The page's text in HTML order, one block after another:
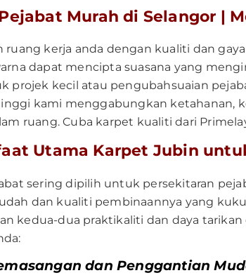
Murah di Selangor |
ruang kerja anda dengan kualiti dan
dapat mencipta suasana yang
projek kecil atau pengubahsuaian
kami menggabungkan ketahanan,
ruang. Cuba karpet kualiti dari
Utama Karpet Jubin
sering dipilih untuk persekitaran
dan kualiti pembinaannya yang
kedua-dua praktikaliti dan daya
dan Penggantian